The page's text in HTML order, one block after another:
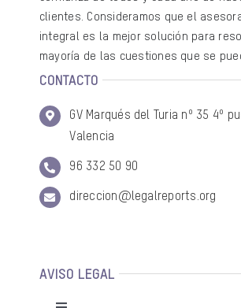
clientes. Consideramos que el
integral es la mejor solución para
mayoría de las cuestiones que se
CONTACTO
GV Marqués del Turia nº 35 4º
Valencia
96 332 50 90
direccion@legalreports.org
AVISO LEGAL